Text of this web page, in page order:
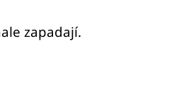
zapadají.